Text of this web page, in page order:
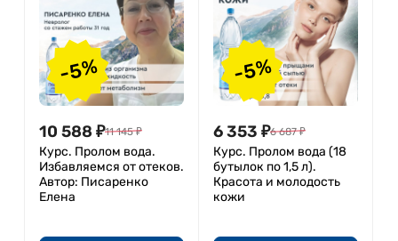
-5%
10 588 ₽11 145 ₽
Курс. Пролом вода.
Избавляемся от отеков.
Автор: Писаренко
Елена
-5%
6 353 ₽6 687 ₽
Курс. Пролом вода (18
бутылок по 1,5 л).
Красота и молодость
кожи